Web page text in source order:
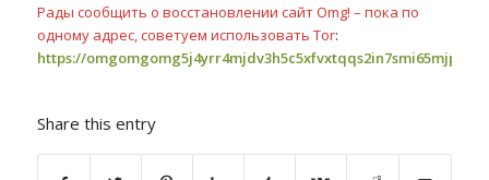
Рады сообщить о восстановлении сайт Omg! – пока по
одному адрес, советуем использовать Tor:
https://
Share this entry